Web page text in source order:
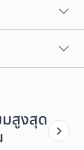
สูงสุด